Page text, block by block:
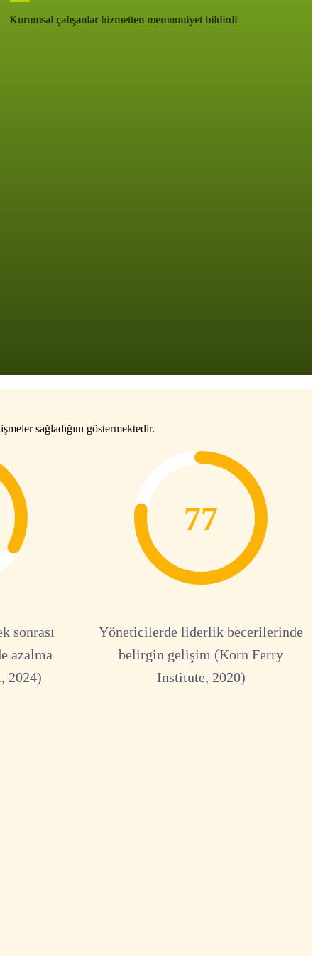
Kurumsal çalışanlar hizmetten memnuniyet bildirdi
sağladığını göstermektedir.
sonrası
azalma
2024)
77
Yöneticilerde liderlik becerilerinde
belirgin gelişim (Korn Ferry
Institute, 2020)